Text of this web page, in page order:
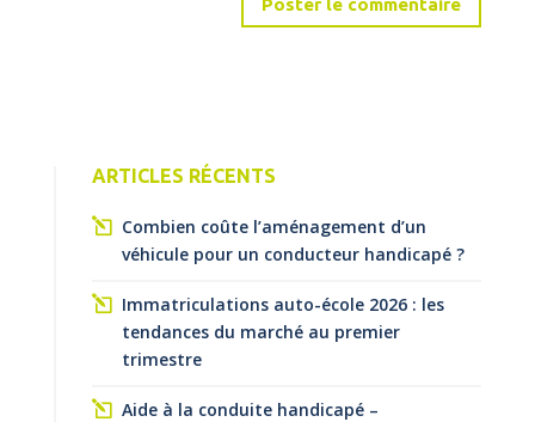
ARTICLES RÉCENTS
Combien coûte l’aménagement d’un
véhicule pour un conducteur handicapé ?
Immatriculations auto-école 2026 : les
tendances du marché au premier
trimestre
Aide à la conduite handicapé –